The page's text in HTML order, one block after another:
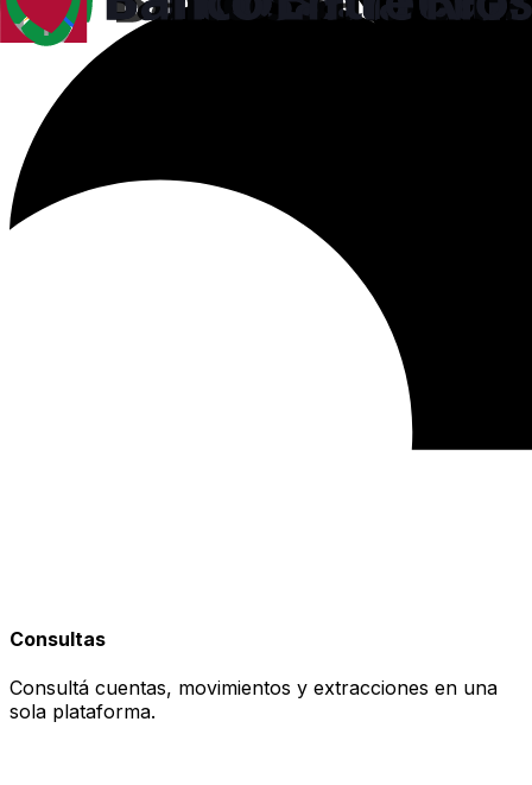
Consultas
Consultá cuentas, movimientos y extracciones en una
sola plataforma.